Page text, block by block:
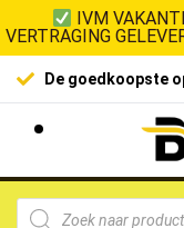
IVM
VERTRAGING
De goedkoopste